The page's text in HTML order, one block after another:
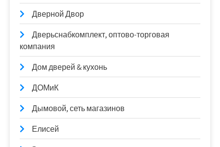
Дверной Двор
Дверьснабкомплект, оптово-торговая
компания
Дом дверей & кухонь
ДОМиК
Дымовой, сеть магазинов
Елисей